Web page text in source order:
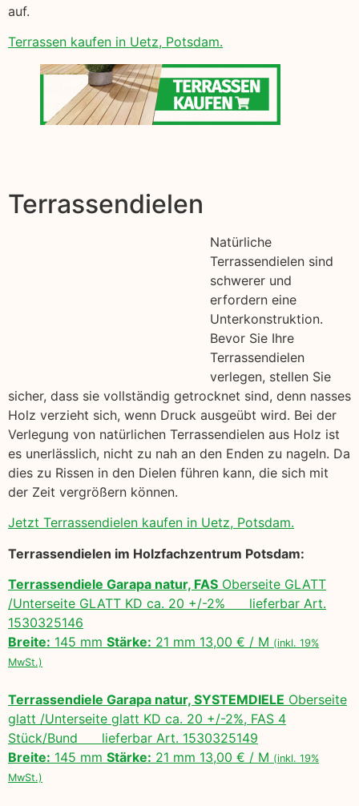
auf.
Terrassen kaufen in Uetz, Potsdam.
Terrassendielen
Natürliche
Terrassendielen sind
schwerer und
erfordern eine
Unterkonstruktion.
Bevor Sie Ihre
Terrassendielen
verlegen, stellen Sie
sicher, dass sie vollständig getrocknet sind, denn nasses
Holz verzieht sich, wenn Druck ausgeübt wird. Bei der
Verlegung von natürlichen Terrassendielen aus Holz ist
es unerlässlich, nicht zu nah an den Enden zu nageln. Da
dies zu Rissen in den Dielen führen kann, die sich mit
der Zeit vergrößern können.
Jetzt Terrassendielen kaufen in Uetz, Potsdam.
Terrassendielen im Holzfachzentrum Potsdam:
Terrassendiele Garapa natur, FAS Oberseite GLATT
/Unterseite GLATT KD ca. 20 +/-2% lieferbar Art.
1530325146
Breite: 145 mm Stärke: 21 mm 13,00 € / M (inkl. 19%
MwSt.)
Terrassendiele Garapa natur, SYSTEMDIELE Oberseite
glatt /Unterseite glatt KD ca. 20 +/-2%, FAS 4
Stück/Bund lieferbar Art. 1530325149
Breite: 145 mm Stärke: 21 mm 13,00 € / M (inkl. 19%
MwSt.)